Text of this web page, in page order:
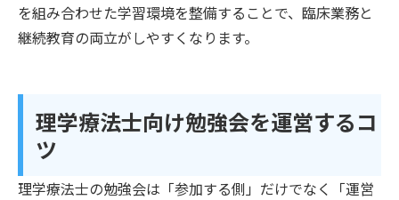
を組み合わせた学習環境を整備することで、臨床業務と
継続教育の両立がしやすくなります。
理学療法士向け勉強会を運営するコ
ツ
理学療法士の勉強会は「参加する側」だけでなく「運営